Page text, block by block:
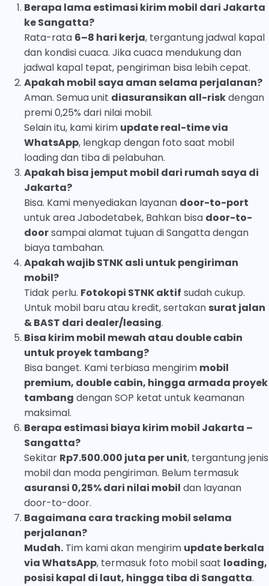
Berapa lama estimasi kirim mobil dari Jakarta
ke Sangatta?
Rata-rata 6–8 hari kerja, tergantung jadwal kapal
dan kondisi cuaca. Jika cuaca mendukung dan
jadwal kapal tepat, pengiriman bisa lebih cepat.
Apakah mobil saya aman selama perjalanan?
Aman. Semua unit diasuransikan all-riskdengan
premi 0,25% dari nilai mobil.
Selain itu, kami kirim update real-time via
WhatsApp, lengkap dengan foto saat mobil
loading dan tiba di pelabuhan.
Apakah bisa jemput mobil dari rumah saya di
Jakarta?
Bisa. Kami menyediakan layanan door-to-port
untuk area Jabodetabek, Bahkan bisa door-to-
doorsampai alamat tujuan di Sangatta dengan
biaya tambahan.
Apakah wajib STNK asli untuk pengiriman
mobil?
Tidak perlu. Fotokopi STNK aktif sudah cukup.
Untuk mobil baru atau kredit, sertakan surat jalan
& BAST dari dealer/leasing.
Bisa kirim mobil mewah atau double cabin
untuk proyek tambang?
Bisa banget. Kami terbiasa mengirim mobil
premium, double cabin, hingga armada proyek
tambang dengan SOP ketat untuk keamanan
maksimal.
Berapa estimasi biaya kirim mobil Jakarta –
Sangatta?
Sekitar Rp7.500.000 juta per unit, tergantung jenis
mobil dan moda pengiriman. Belum termasuk
asuransi 0,25% dari nilai mobil dan layanan
door-to-door.
Bagaimana cara tracking mobil selama
perjalanan?
Mudah. Tim kami akan mengirim update berkala
via WhatsApp, termasuk foto mobil saat loading,
posisi kapal di laut, hingga tiba di Sangatta.